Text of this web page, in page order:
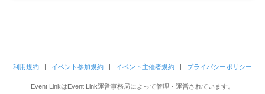
利用規約 | イベント参加規約 | イベント主催者規約 | プライバシーポリシー
Event LinkはEvent Link運営事務局によって管理・運営されています。